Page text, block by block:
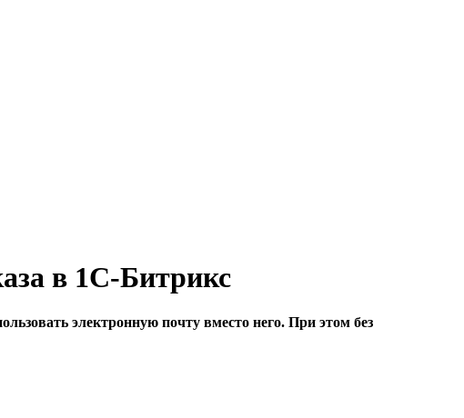
в 1C-Битрикс
электронную почту вместо него. При этом без